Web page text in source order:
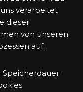
verarbeitet
dieser
von unseren
auf.
Speicherdauer